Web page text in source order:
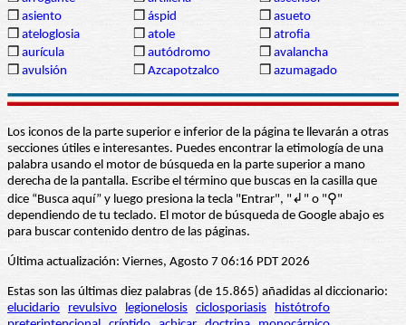
❒ asiento ❒ áspid ❒ asueto
❒ ateloglosia ❒ atole ❒ atrofia
❒ aurícula ❒ autódromo ❒ avalancha
❒ avulsión ❒ Azcapotzalco ❒ azumagado
Los iconos de la parte superior e inferior de la página te llevarán a otras
secciones útiles e interesantes. Puedes encontrar la etimología de una
palabra usando el motor de búsqueda en la parte superior a mano
derecha de la pantalla. Escribe el término que buscas en la casilla que
dice “Busca aquí” y luego presiona la tecla "Entrar", "↲" o "⚲"
dependiendo de tu teclado. El motor de búsqueda de Google abajo es
para buscar contenido dentro de las páginas.
Última actualización: Viernes, Agosto 7 06:16 PDT 2026
Estas son las últimas diez palabras (de 15.865) añadidas al diccionario:
elucidario
revulsivo legionelosis ciclosporiasis
histótrofo